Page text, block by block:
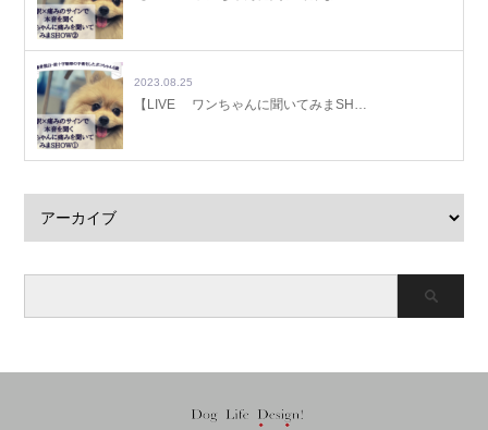
2023.08.25
【LIVE ワンちゃんに聞いてみまSH…